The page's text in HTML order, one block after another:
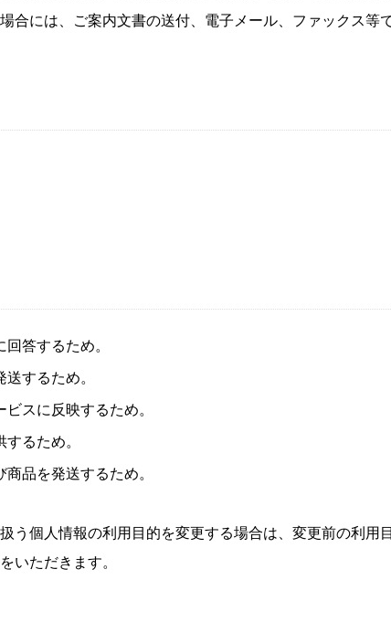
合には、ご案内文書の送付、電子メール、ファックス等
答するため。
するため。
スに反映するため。
るため。
品を発送するため。
う個人情報の利用目的を変更する場合は、変更前の利
いただきます。